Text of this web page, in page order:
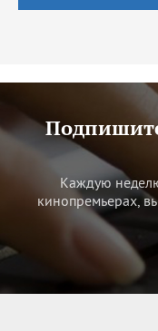
Каждую
кинопремьерах,